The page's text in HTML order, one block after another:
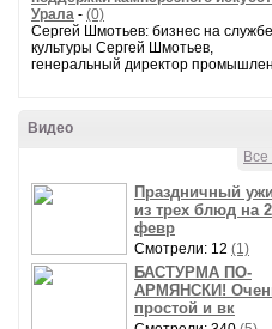
Урала - (0)
Сергей Шмотьев: бизнес на службе
культуры Сергей Шмотьев,
генеральный директор
Видео
Праздничный
из трех блюд на
февр
Смотрели: 12 (1)
БАСТУРМА ПО-
АРМЯНСКИ!
простой и вк